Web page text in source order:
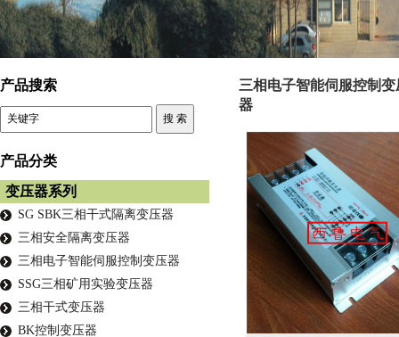
三相电子智能伺服控制变
器
产品搜索
产品分类
变压器系列
SG SBK三相干式隔离变压器
三相安全隔离变压器
三相电子智能伺服控制变压器
SSG三相矿用实验变压器
三相干式变压器
BK控制变压器